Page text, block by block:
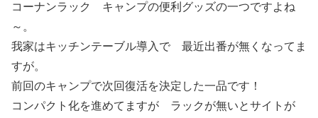
コーナンラック キャンプの便利グッズの一つですよね
～。
我家はキッチンテーブル導入で 最近出番が無くなってま
すが。
前回のキャンプで次回復活を決定した一品です！
コンパクト化を進めてますが ラックが無いとサイトが